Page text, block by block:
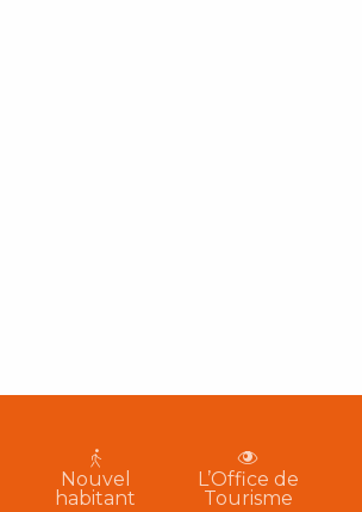
Nouvel
habitant
L’Office de
Tourisme